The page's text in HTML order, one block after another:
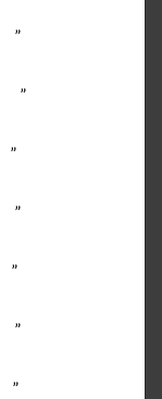
”
”
”
”
”
”
”